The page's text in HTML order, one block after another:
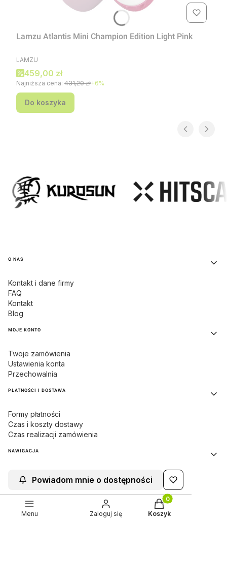
Lamzu Atlantis Mini Champion Edition Light Pink
PRODUCENT
LAMZU
Cena promocyjna
459,00 zł
Najniższa cena: 431,20 zł+6%
Do koszyka
Linki w stopce
O NAS
Kontakt i dane firmy
FAQ
Kontakt
Blog
MOJE KONTO
Twoje zamówienia
Ustawienia konta
Przechowalnia
PŁATNOŚCI I DOSTAWA
Formy płatności
Czas i koszty dostawy
Czas realizacji zamówienia
NAWIGACJA
Strona główna
Nowości
Promocje
OUTLET
Powiadom mnie o dostępności
Menu Zaloguj się
Produkty w
Koszyk